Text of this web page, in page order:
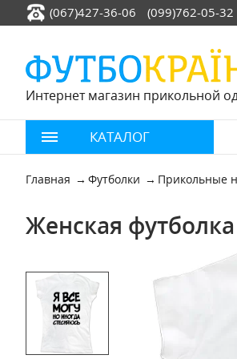
(067)427-36-06 (099)762-05-32
Интернет магазин прикольной
КАТАЛОГ
Главная Футболки Прикольные
Женская